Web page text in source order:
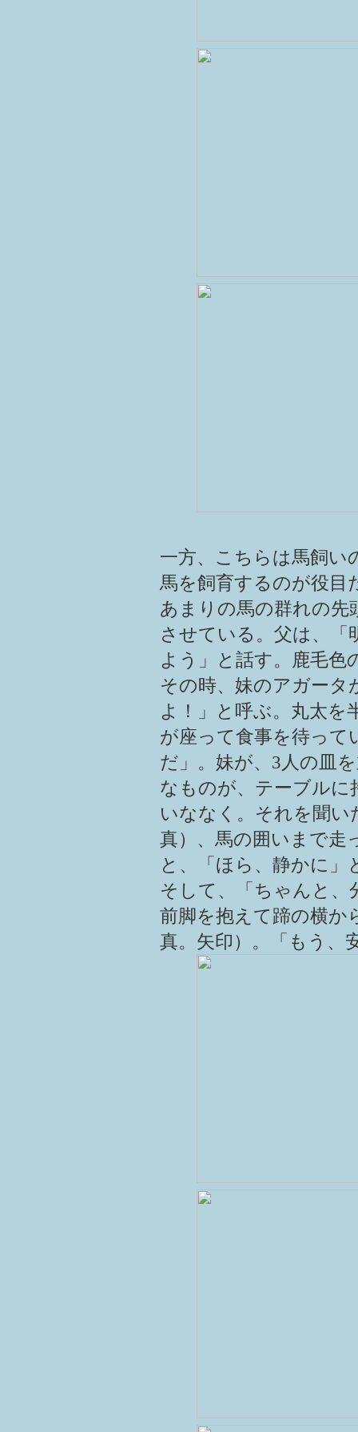
一方、こちらは馬飼い
馬を飼育するのが役目
あまりの馬の群れの先
させている。父は、「
よう」と話す。鹿毛色
その時、妹のアガータ
よ！」と呼ぶ。丸太を
が座って食事を待って
だ」。妹が、3人の皿
なものが、テーブルに
いななく。それを聞い
真）、馬の囲いまで走
と、「ほら、静かに」
そして、「ちゃんと、
前脚を抱えて蹄の横か
真。矢印）。「もう、